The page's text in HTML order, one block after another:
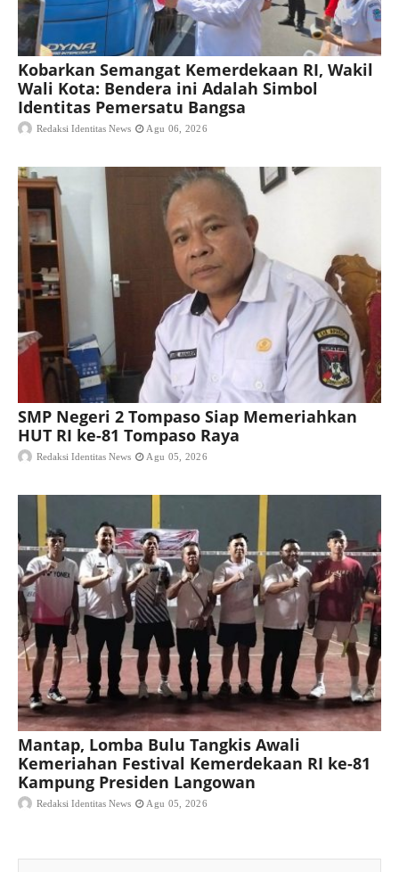
Kobarkan Semangat Kemerdekaan RI, Wakil
Wali Kota: Bendera ini Adalah Simbol
Identitas Pemersatu Bangsa
Redaksi Identitas News Agu 06, 2026
SMP Negeri 2 Tompaso Siap Memeriahkan
HUT RI ke-81 Tompaso Raya
Redaksi Identitas News Agu 05, 2026
Mantap, Lomba Bulu Tangkis Awali
Kemeriahan Festival Kemerdekaan RI ke-81
Kampung Presiden Langowan
Redaksi Identitas News Agu 05, 2026